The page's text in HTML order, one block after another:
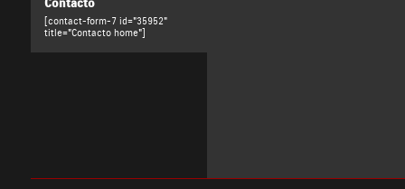
Contacto
[contact-form-7 id="35952"
title="Contacto home"]